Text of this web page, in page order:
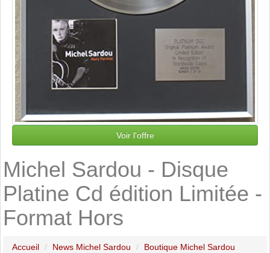
Voir l'offre
Michel Sardou - Disque
Platine Cd édition Limitée -
Format Hors
Accueil News Michel Sardou
Boutique Michel Sardou